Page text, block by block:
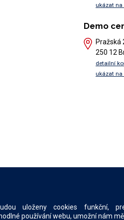
ukázat na
Demo
Pražská
250 12
detailní
ukázat na
uloženy cookies funkční,
používání webu, umožní nám